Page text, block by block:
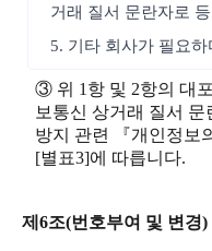
거래 질서 문란자로
5. 기타 회사가 필요
③ 위 1항 및 2항의 대
보통신 상거래 질서
방지 관련 『개인정보
[별표3]에 따릅니다.
제6조(번호부여 및 변경)